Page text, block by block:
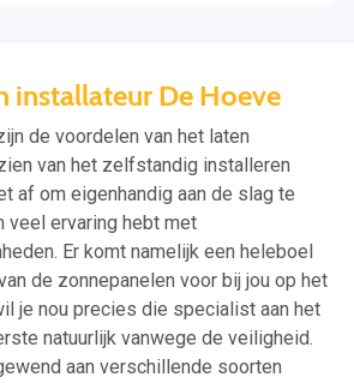
installateur De Hoeve
de voordelen van het laten
van het zelfstandig installeren
af om eigenhandig aan de slag te
veel ervaring hebt met
Er komt namelijk een heleboel
de zonnepanelen voor bij jou op het
je nou precies die specialist aan het
natuurlijk vanwege de veiligheid.
aan verschillende soorten